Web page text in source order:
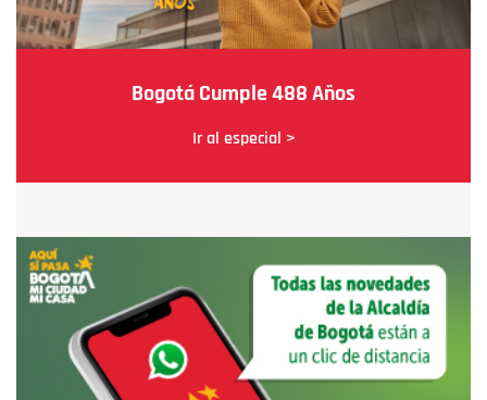
Bogotá Cumple 488 Años
Ir al especial >